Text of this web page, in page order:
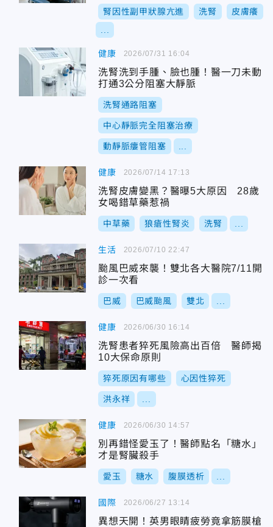
腎因性副甲狀腺亢進 洗腎 皮膚癢
健康
洗腎洗到手腫、臉也腫！醫一刀未動
打通3公分阻塞大靜脈
洗腎通路阻塞
中心靜脈完全阻塞治療
動靜脈瘻管阻塞
2026/07/31 16:04
健康
洗腎皮膚變黑？醫曝5大原因 28歲
女喝錯草藥惹禍
中草藥 狼瘡性腎炎 洗腎
2026/07/14 17:13
生活
颱風巴威來襲！雙北各大醫院7/11開
診一次看
巴威 巴威颱風 雙北
2026/07/10 22:47
健康
洗腎患者猝死風險高出百倍 醫師揭
10大保命原則
猝死原因有哪些 心因性猝死
洪永祥
2026/06/30 16:14
健康
別再錯怪愛玉了！醫師點名「糖水」
才是腎臟殺手
愛玉 糖水 腹膜透析
2026/06/30 14:57
國際
異想天開！英男眼睛疲勞竟拿筋膜槍
2026/06/27 13:14